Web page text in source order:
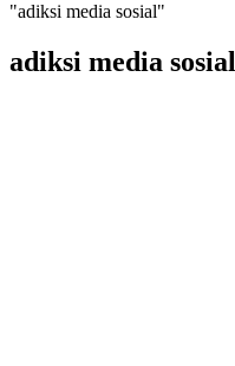
"adiksi media sosial"
adiksi media sosial